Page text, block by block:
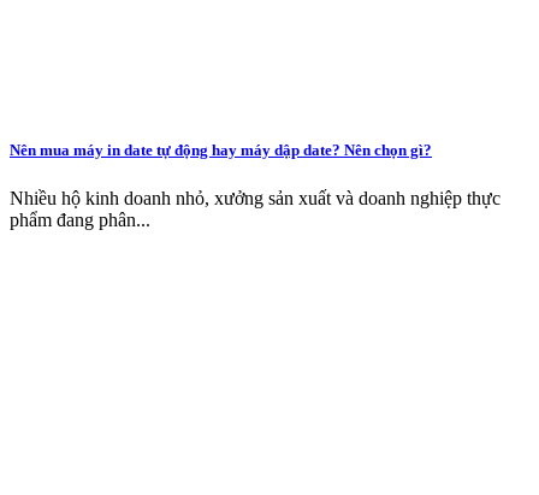
Nên mua máy in date tự động hay máy dập date? Nên chọn gì?
Nhiều hộ kinh doanh nhỏ, xưởng sản xuất và doanh nghiệp thực
phẩm đang phân...